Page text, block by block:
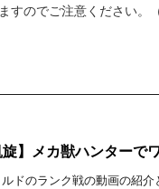
すのでご注意ください。
】メカ獣ハンターで
ドのランク戦の動画の紹